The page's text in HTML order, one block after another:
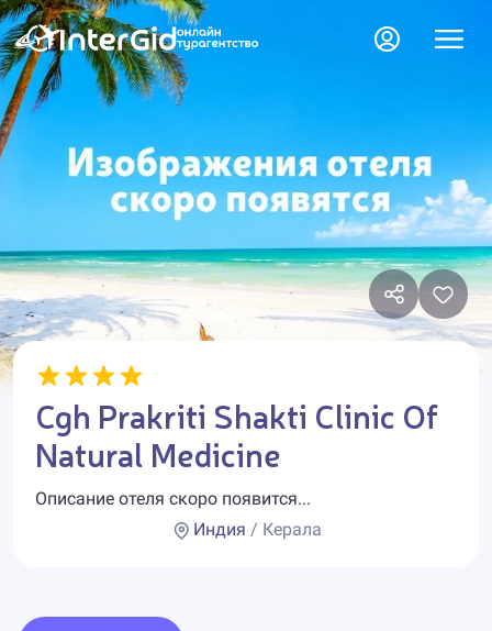
Cgh Prakriti Shakti Clinic Of
Natural Medicine
Описание отеля скоро появится...
Индия / Керала